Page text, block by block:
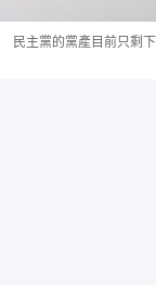
民主黨的黨產目前只剩